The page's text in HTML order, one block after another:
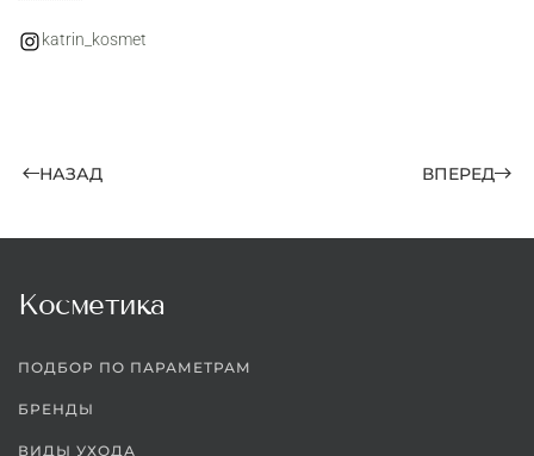
katrin_kosmet
НАЗАД ВПЕРЕД
Косметика
ПОДБОР ПО ПАРАМЕТРАМ
БРЕНДЫ
ВИДЫ УХОДА